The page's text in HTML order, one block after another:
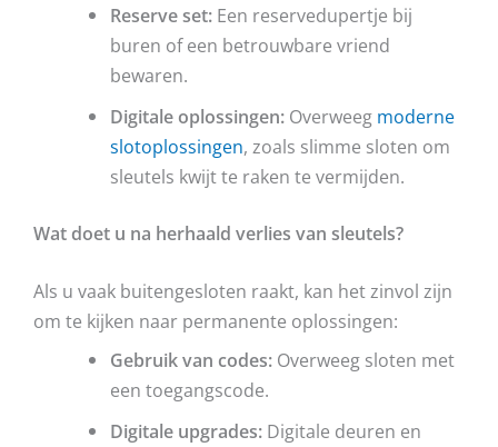
Reserve set: Een reservedupertje bij
buren of een betrouwbare vriend
bewaren.
Digitale oplossingen: Overweeg moderne
slotoplossingen, zoals slimme sloten om
sleutels kwijt te raken te vermijden.
Wat doet u na herhaald verlies van sleutels?
Als u vaak buitengesloten raakt, kan het zinvol zijn
om te kijken naar permanente oplossingen:
Gebruik van codes: Overweeg sloten met
een toegangscode.
Digitale upgrades: Digitale deuren en